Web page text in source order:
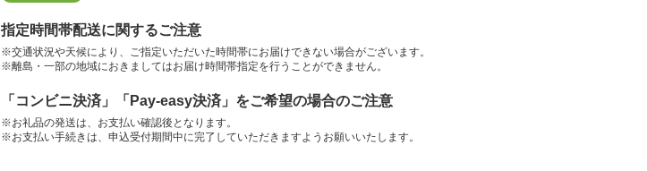
指定時間帯配送に関するご注意
※交通状況や天候により、ご指定いただいた時間帯にお届けできない場合がございます。
※離島・一部の地域におきましてはお届け時間帯指定を行うことができません。
「コンビニ決済」「Pay-easy決済」をご希望の場合のご注意
※お礼品の発送は、お支払い確認後となります。
※お支払い手続きは、申込受付期間中に完了していただきますようお願いいたします。